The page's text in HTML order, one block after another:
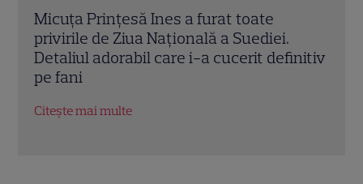
Clipe dramatice în Norvegia: Prințesa
Mette-Marit a ajuns la spital pe oxigen,
la 52 de ani. Casa Regală este în alertă
Citește mai multe